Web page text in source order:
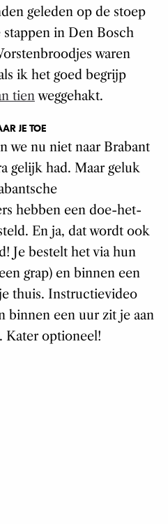
geleden op de stoep
in Den Bosch
waren
ik het goed begrijp
tienweggehakt.
JE TOE
we nu niet naar Brabant
gelijk had. Maar geluk
hebben een doe-het-
En ja, dat wordt ook
Je bestelt het via hun
grap) en binnen een
thuis. Instructievideo
binnen een uur zit je aan
Kater optioneel!